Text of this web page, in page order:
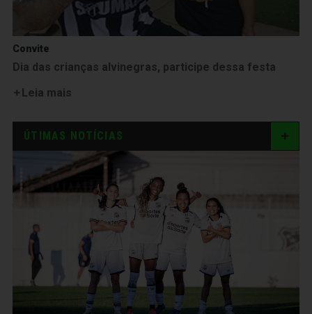
Convite
Dia das crianças alvinegras, participe dessa festa
Leia mais
ÚTIMAS NOTÍCIAS